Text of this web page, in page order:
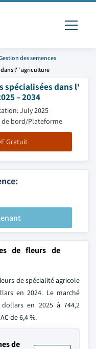
des semences
dans l' ' agriculture
spécialisées dans l'
– 2034
July 2025
de bord/Plateforme
Gratuit
de fleurs de
de spécialité agricole
en 2024. Le marché
en 2025 à 744,2
de 6,4 %.
de